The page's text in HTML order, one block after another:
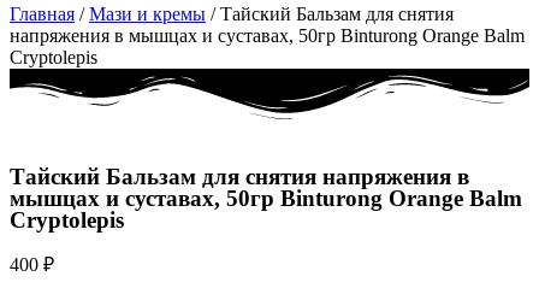
Главная /Мази и кремы / Тайский Бальзам для снятия
напряжения в мышцах и суставах, 50гр Binturong Orange Balm
Cryptolepis
Тайский Бальзам для снятия напряжения в
мышцах и суставах, 50гр Binturong Orange Balm
Cryptolepis
400 ₽